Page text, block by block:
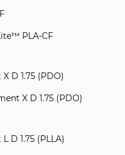
PLA-CF
X D 1.75 (PDO)